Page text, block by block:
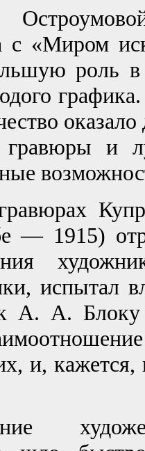
с «Миром
роль
гравюры и
— 1915)
испытал
А. А. Блоку
и,